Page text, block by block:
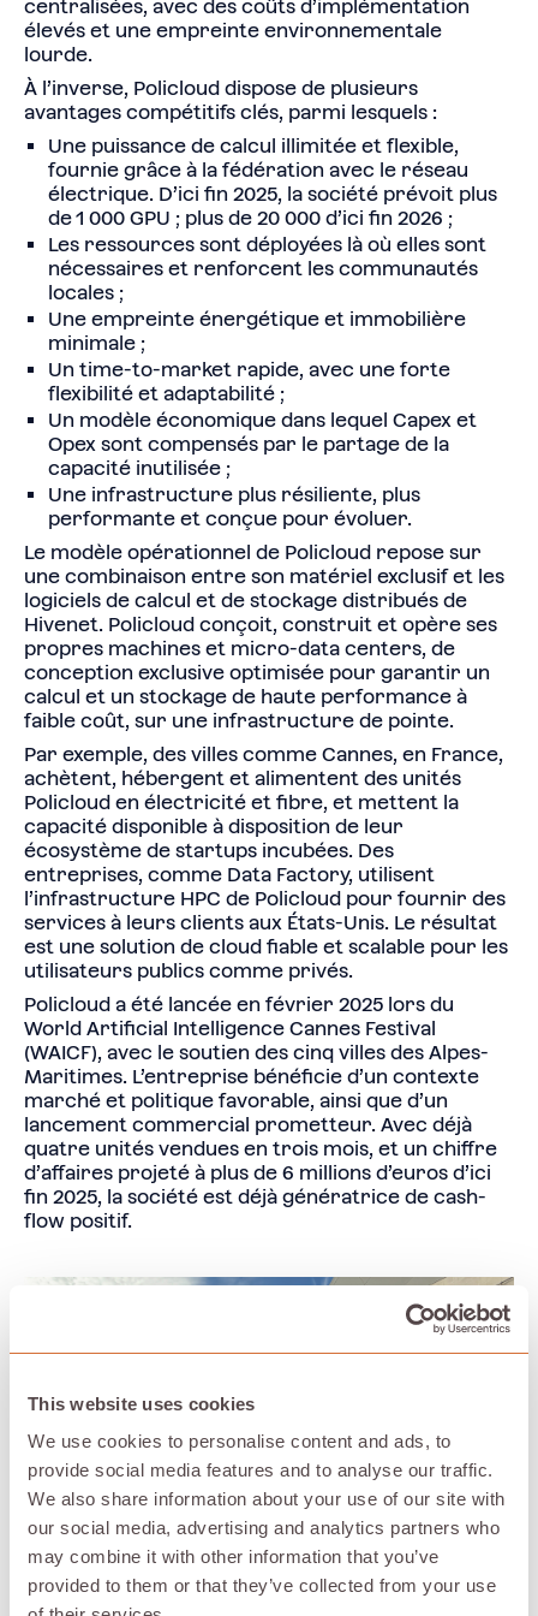
This website uses cookies
We use cookies to personalise content and ads, to
provide social media features and to analyse our traffic.
We also share information about your use of our site with
our social media, advertising and analytics partners who
may combine it with other information that you’ve
provided to them or that they’ve collected from your use
centralisées, avec des coûts d’implémentation
élevés et une empreinte environnementale
lourde.
À l’inverse, Policloud dispose de plusieurs
avantages compétitifs clés, parmi lesquels :
Une puissance de calcul illimitée et flexible,
fournie grâce à la fédération avec le réseau
électrique. D’ici fin 2025, la société prévoit plus
de 1 000 GPU ; plus de 20 000 d’ici fin 2026 ;
Les ressources sont déployées là où elles sont
nécessaires et renforcent les communautés
locales ;
Une empreinte énergétique et immobilière
minimale ;
Un time-to-market rapide, avec une forte
flexibilité et adaptabilité ;
Un modèle économique dans lequel Capex et
Opex sont compensés par le partage de la
capacité inutilisée ;
Une infrastructure plus résiliente, plus
performante et conçue pour évoluer.
Le modèle opérationnel de Policloud repose sur
une combinaison entre son matériel exclusif et les
logiciels de calcul et de stockage distribués de
Hivenet. Policloud conçoit, construit et opère ses
propres machines et micro-data centers, de
conception exclusive optimisée pour garantir un
calcul et un stockage de haute performance à
faible coût, sur une infrastructure de pointe.
Par exemple, des villes comme Cannes, en France,
achètent, hébergent et alimentent des unités
Policloud en électricité et fibre, et mettent la
capacité disponible à disposition de leur
écosystème de startups incubées. Des
entreprises, comme Data Factory, utilisent
l’infrastructure HPC de Policloud pour fournir des
services à leurs clients aux États-Unis. Le résultat
est une solution de cloud fiable et scalable pour les
utilisateurs publics comme privés.
Policloud a été lancée en février 2025 lors du
World Artificial Intelligence Cannes Festival
(WAICF), avec le soutien des cinq villes des Alpes-
Maritimes. L’entreprise bénéficie d’un contexte
marché et politique favorable, ainsi que d’un
lancement commercial prometteur. Avec déjà
quatre unités vendues en trois mois, et un chiffre
d’affaires projeté à plus de 6 millions d’euros d’ici
fin 2025, la société est déjà génératrice de cash-
flow positif.